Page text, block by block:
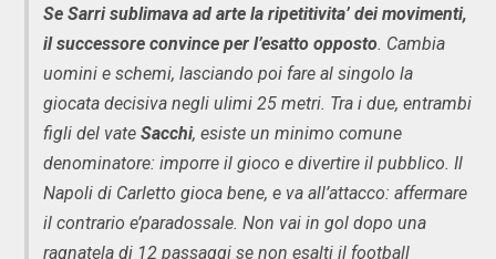
Se Sarri sublimava ad arte la ripetitivita’ dei movimenti,
il successore convince per l’esatto opposto. Cambia
uomini e schemi, lasciando poi fare al singolo la
giocata decisiva negli ulimi 25 metri. Tra i due, entrambi
figli del vate Sacchi, esiste un minimo comune
denominatore: imporre il gioco e divertire il pubblico. Il
Napoli di Carletto gioca bene, e va all’attacco: affermare
il contrario e’paradossale. Non vai in gol dopo una
ragnatela di 12 passaggi se non esalti il football